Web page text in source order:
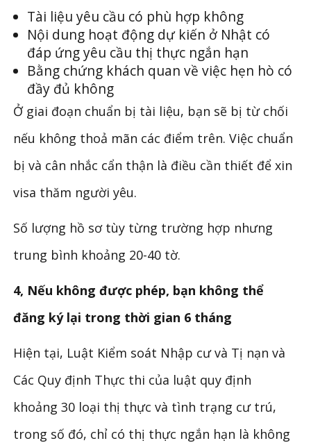
Tài liệu yêu cầu có phù hợp không
Nội dung hoạt động dự kiến ở Nhật có
đáp ứng yêu cầu thị thực ngắn hạn
Bằng chứng khách quan về việc hẹn hò có
đầy đủ không
Ở giai đoạn chuẩn bị tài liệu, bạn sẽ bị từ chối
nếu không thoả mãn các điểm trên. Việc chuẩn
bị và cân nhắc cẩn thận là điều cần thiết để xin
visa thăm người yêu.
Số lượng hồ sơ tùy từng trường hợp nhưng
trung bình khoảng 20-40 tờ.
4, Nếu không được phép, bạn không thể
đăng ký lại trong thời gian 6 tháng
Hiện tại, Luật Kiểm soát Nhập cư và Tị nạn và
Các Quy định Thực thi của luật quy định
khoảng 30 loại thị thực và tình trạng cư trú,
trong số đó, chỉ có thị thực ngắn hạn là không